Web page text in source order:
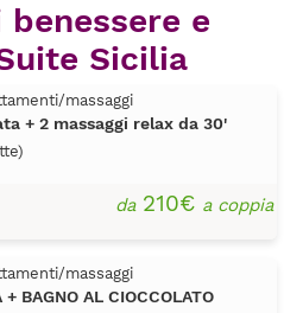
e
Sicilia
massaggi
+ 2 massaggi relax da 30'
da210€ a coppia
massaggi
BAGNO AL CIOCCOLATO